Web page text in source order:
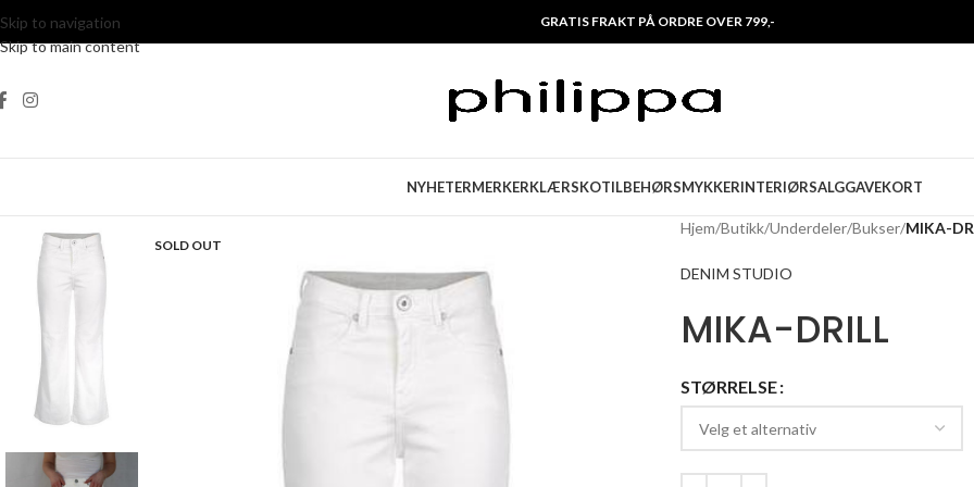
Skip to navigation
Skip to main content
GRATIS FRAKT PÅ ORDRE OVER 799,-
NYHETERMERKERKLÆRSKOTILBEHØRSMYKKERINTERIØRSALGGAVEKORT
SOLD OUT
Hjem/Butikk/Underdeler/Bukser/MIKA-
DENIM STUDIO
MIKA-DRILL
STØRRELSE